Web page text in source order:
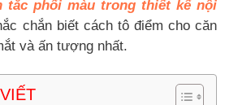
tắc phối màu trong thiết kế nội
chắn biết cách tô điểm cho căn
và ấn tượng nhất.